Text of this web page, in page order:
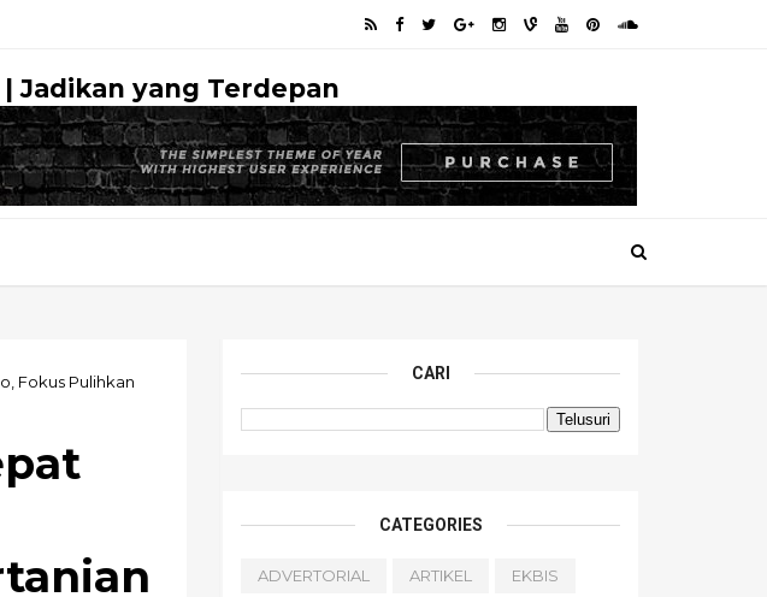
| Jadikan yang Terdepan
Fokus Pulihkan
CARI
CATEGORIES
ADVERTORIAL ARTIKEL EKBIS